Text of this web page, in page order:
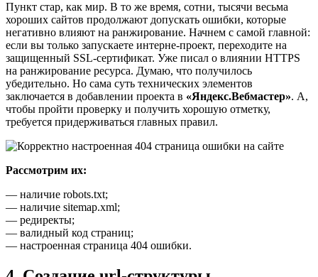
Пункт стар, как мир. В то же время, сотни, тысячи весьма
хороших сайтов продолжают допускать ошибки, которые
негативно влияют на ранжирование. Начнем с самой главной:
если вы только запускаете интерне-проект, переходите на
защищенный SSL-сертификат. Уже писал о влиянии HTTPS
на ранжирование ресурса. Думаю, что получилось
убедительно. Но сама суть технических элементов
заключается в добавлении проекта в «Яндекс.Вебмастер». А,
чтобы пройти проверку и получить хорошую отметку,
требуется придерживаться главных правил.
Рассмотрим их:
— наличие robots.txt;
— наличие sitemap.xml;
— редиректы;
— валидный код страниц;
— настроенная страница 404 ошибки.